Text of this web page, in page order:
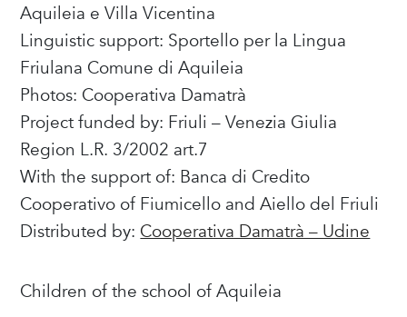
Aquileia e Villa Vicentina
Linguistic support: Sportello per la Lingua
Friulana Comune di Aquileia
Photos: Cooperativa Damatrà
Project funded by: Friuli – Venezia Giulia
Region L.R. 3/2002 art.7
With the support of: Banca di Credito
Cooperativo of Fiumicello and Aiello del Friuli
Distributed by: Cooperativa Damatrà – Udine
Children of the school of Aquileia